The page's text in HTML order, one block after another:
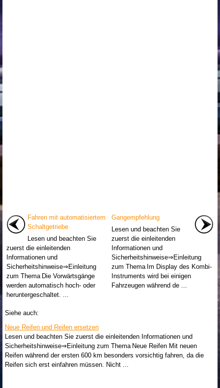
Fahren mit automatisiertem
Schaltgetriebe
Lesen und beachten Sie
zuerst die einleitenden
Informationen und
Sicherheitshinweise⇒Einleitung
zum Thema Die Vorwärtsgänge
werden automatisch hoch- oder
heruntergeschaltet. ...
Gangempfehlung
Lesen und beachten Sie
zuerst die einleitenden
Informationen und
Sicherheitshinweise⇒Einleitung
zum Thema Im Display des Kombi-
Instruments wird bei einigen
Fahrzeugen während de ...
Siehe auch:
Neue Reifen und Reifen ersetzen
Lesen und beachten Sie zuerst die einleitenden Informationen und
Sicherheitshinweise⇒Einleitung zum Thema Neue Reifen Mit neuen
Reifen während der ersten 600 km besonders vorsichtig fahren, da die
Reifen sich erst einfahren müssen. Nicht ...